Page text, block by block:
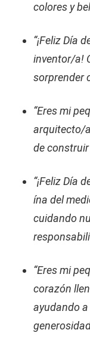
colores y
“¡Feliz Día
inventor/a!
sorprender
“Eres mi
arquitecto/
de
“¡Feliz Día
ína del
cuidando
“Eres mi
corazón
ayudando